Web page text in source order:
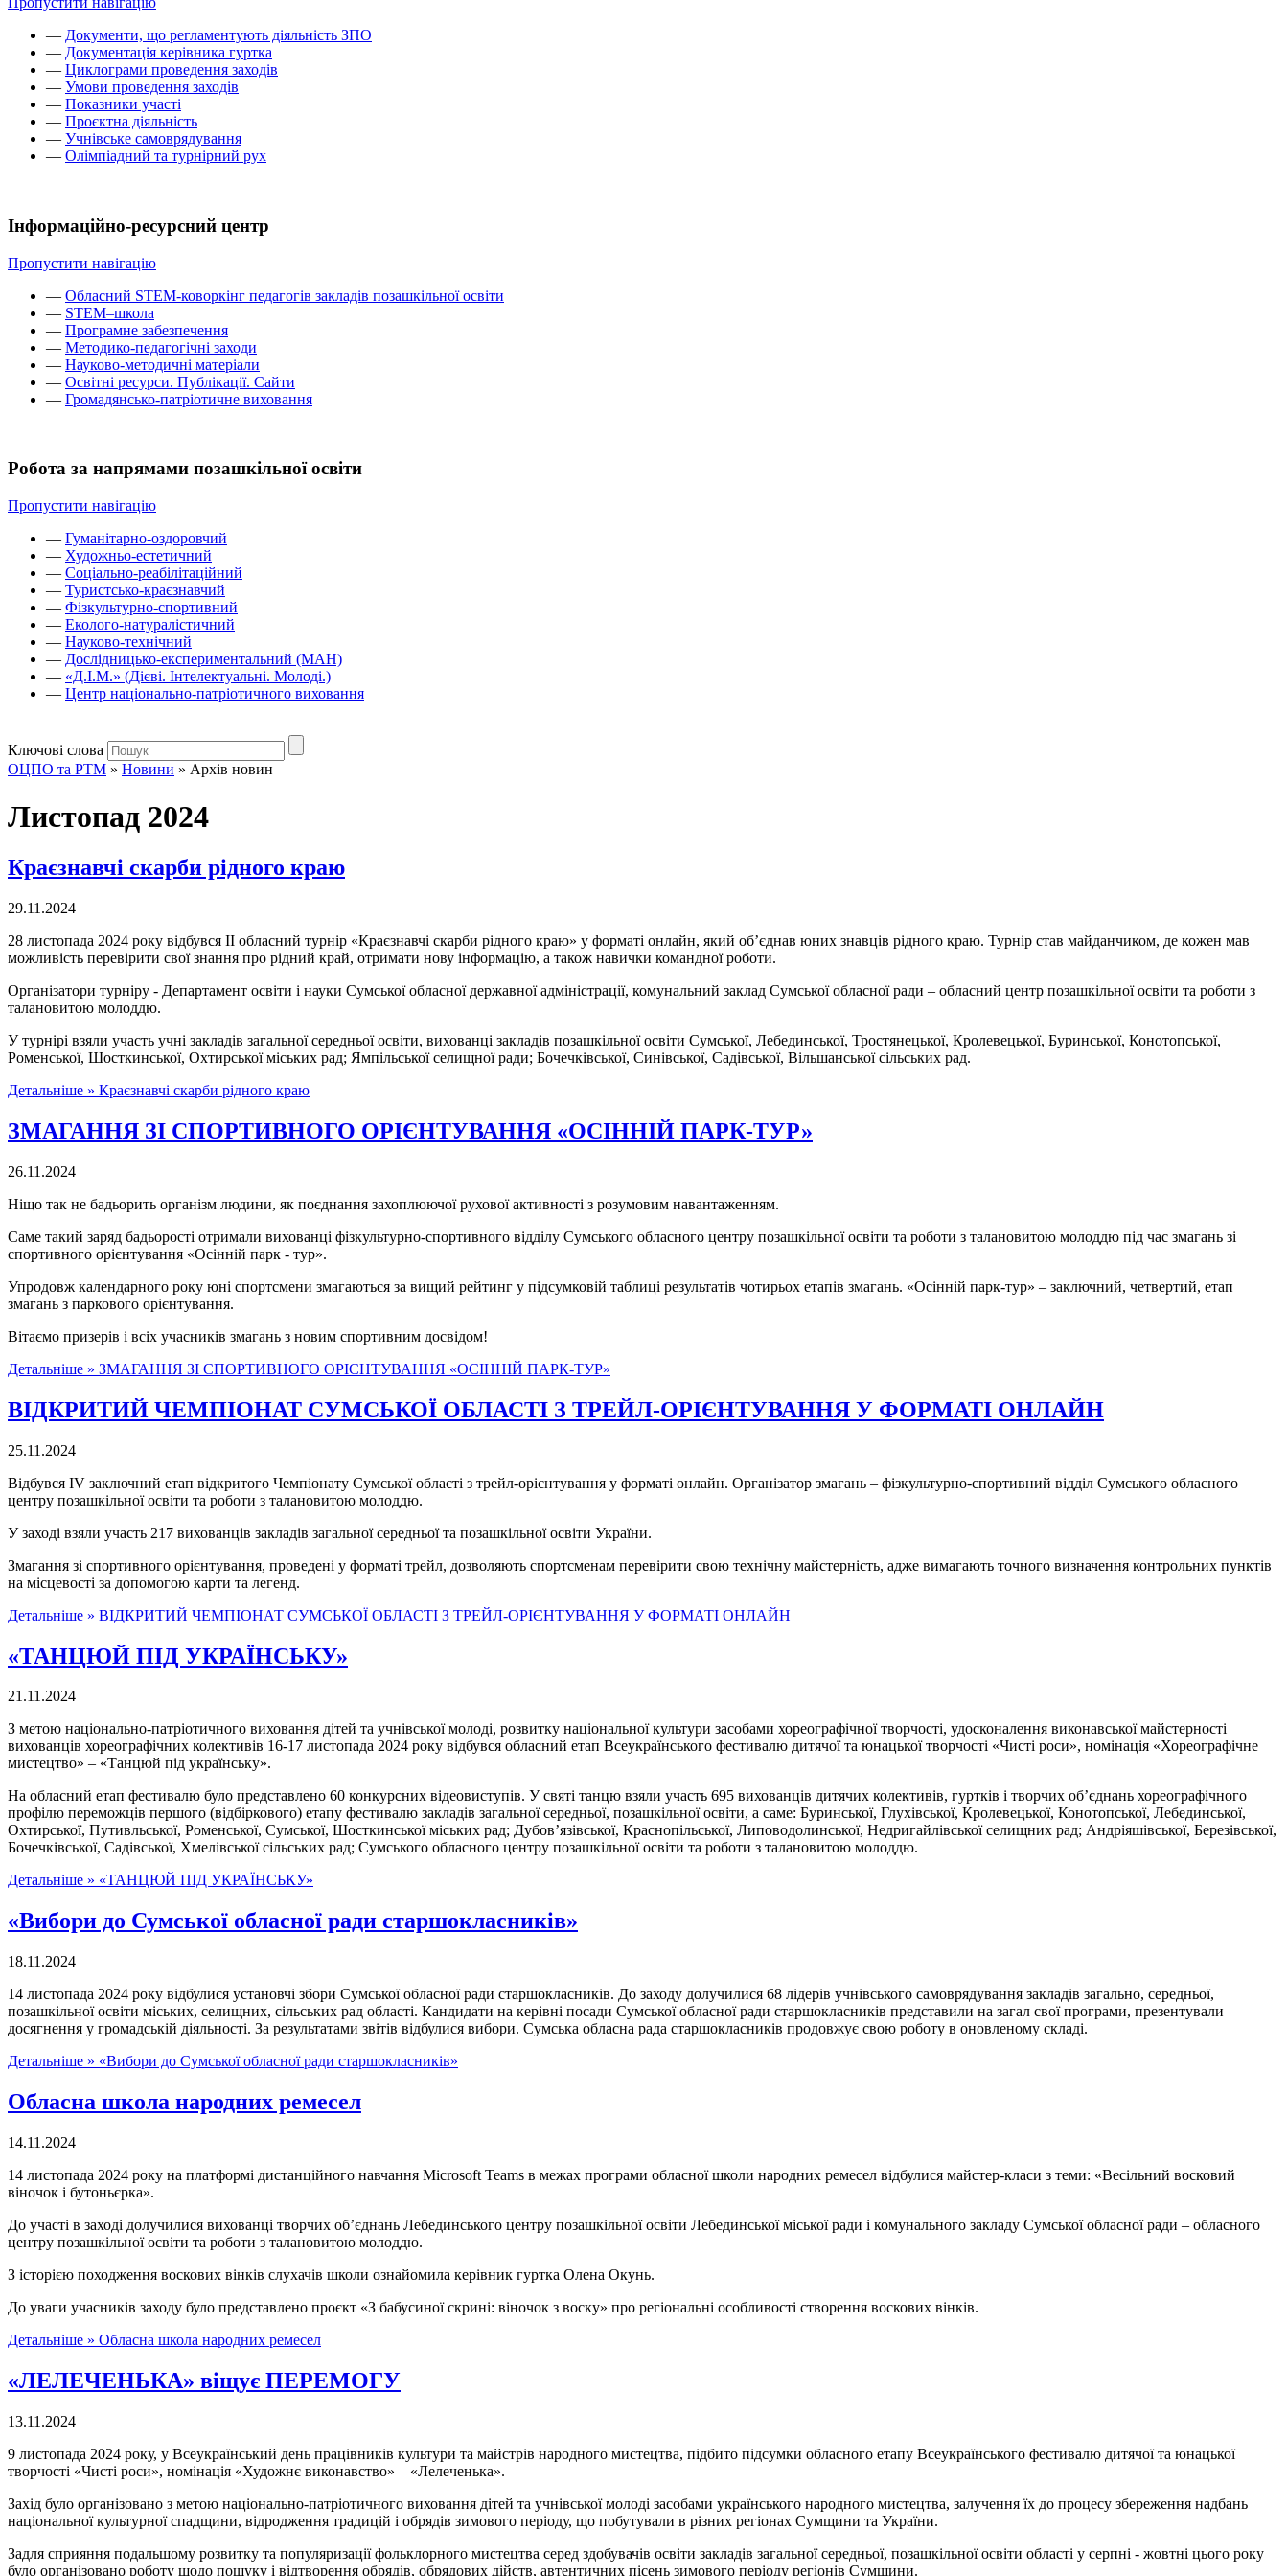
— Документи, що регламентують діяльність ЗПО
— Документація керівника гуртка
— Циклограми проведення заходів
— Умови проведення заходів
— Показники участі
— Проєктна діяльність
— Учнівське самоврядування
— Олімпіадний та турнірний рух
Інформаційно-ресурсний центр
Пропустити навігацію
— Обласний STEM-коворкінг педагогів закладів позашкільної освіти
— STEM–школа
— Програмне забезпечення
— Методико-педагогічні заходи
— Науково-методичні матеріали
— Освітні ресурси. Публікації. Сайти
— Громадянсько-патріотичне виховання
Робота за напрямами позашкільної освіти
Пропустити навігацію
— Гуманітарно-оздоровчий
— Художньо-естетичний
— Соціально-реабілітаційний
— Туристсько-краєзнавчий
— Фізкультурно-спортивний
— Еколого-натуралістичний
— Науково-технічний
— Дослідницько-експериментальний (МАН)
— «Д.І.М.» (Дієві. Інтелектуальні. Молоді.)
— Центр національно-патріотичного виховання
Ключові слова
ОЦПО та РТМ » Новини » Архів новин
Листопад 2024
Краєзнавчі скарби рідного краю
29.11.2024
28 листопада 2024 року відбувся ІІ обласний турнір «Краєзнавчі скарби рідного краю» у форматі онлайн, який об’єднав юних знавців рідного краю. Турнір став майданчиком, де кожен мав
можливість перевірити свої знання про рідний край, отримати нову інформацію, а також навички командної роботи.
Організатори турніру - Департамент освіти і науки Сумської обласної державної адміністрації, комунальний заклад Сумської обласної ради – обласний центр позашкільної освіти та роботи з
талановитою молоддю.
У турнірі взяли участь учні закладів загальної середньої освіти, вихованці закладів позашкільної освіти Сумської, Лебединської, Тростянецької, Кролевецької, Буринської, Конотопської,
Роменської, Шосткинської, Охтирської міських рад; Ямпільської селищної ради; Бочечківської, Синівської, Садівської, Вільшанської сільських рад.
Детальніше » Краєзнавчі скарби рідного краю
ЗМАГАННЯ ЗІ СПОРТИВНОГО ОРІЄНТУВАННЯ «ОСІННІЙ ПАРК-ТУР»
26.11.2024
Ніщо так не бадьорить організм людини, як поєднання захоплюючої рухової активності з розумовим навантаженням.
Саме такий заряд бадьорості отримали вихованці фізкультурно-спортивного відділу Сумського обласного центру позашкільної освіти та роботи з талановитою молоддю під час змагань зі
спортивного орієнтування «Осінній парк - тур».
Упродовж календарного року юні спортсмени змагаються за вищий рейтинг у підсумковій таблиці результатів чотирьох етапів змагань. «Осінній парк-тур» – заключний, четвертий, етап
змагань з паркового орієнтування.
Вітаємо призерів і всіх учасників змагань з новим спортивним досвідом!
Детальніше » ЗМАГАННЯ ЗІ СПОРТИВНОГО ОРІЄНТУВАННЯ «ОСІННІЙ ПАРК-ТУР»
ВІДКРИТИЙ ЧЕМПІОНАТ СУМСЬКОЇ ОБЛАСТІ З ТРЕЙЛ-ОРІЄНТУВАННЯ У ФОРМАТІ ОНЛАЙН
25.11.2024
Відбувся ІV заключний етап відкритого Чемпіонату Сумської області з трейл-орієнтування у форматі онлайн. Організатор змагань – фізкультурно-спортивний відділ Сумського обласного
центру позашкільної освіти та роботи з талановитою молоддю.
У заході взяли участь 217 вихованців закладів загальної середньої та позашкільної освіти України.
Змагання зі спортивного орієнтування, проведені у форматі трейл, дозволяють спортсменам перевірити свою технічну майстерність, адже вимагають точного визначення контрольних пунктів
на місцевості за допомогою карти та легенд.
Детальніше » ВІДКРИТИЙ ЧЕМПІОНАТ СУМСЬКОЇ ОБЛАСТІ З ТРЕЙЛ-ОРІЄНТУВАННЯ У ФОРМАТІ ОНЛАЙН
«ТАНЦЮЙ ПІД УКРАЇНСЬКУ»
21.11.2024
З метою національно-патріотичного виховання дітей та учнівської молоді, розвитку національної культури засобами хореографічної творчості, удосконалення виконавської майстерності
вихованців хореографічних колективів 16-17 листопада 2024 року відбувся обласний етап Всеукраїнського фестивалю дитячої та юнацької творчості «Чисті роси», номінація «Хореографічне
мистецтво» – «Танцюй під українську».
На обласний етап фестивалю було представлено 60 конкурсних відеовиступів. У святі танцю взяли участь 695 вихованців дитячих колективів, гуртків і творчих об’єднань хореографічного
профілю переможців першого (відбіркового) етапу фестивалю закладів загальної середньої, позашкільної освіти, а саме: Буринської, Глухівської, Кролевецької, Конотопської, Лебединської,
Охтирської, Путивльської, Роменської, Сумської, Шосткинської міських рад; Дубов’язівської, Краснопільської, Липоводолинської, Недригайлівської селищних рад; Андріяшівської, Березівської,
Бочечківської, Садівської, Хмелівської сільських рад; Сумського обласного центру позашкільної освіти та роботи з талановитою молоддю.
Детальніше » «ТАНЦЮЙ ПІД УКРАЇНСЬКУ»
«Вибори до Сумської обласної ради старшокласників»
18.11.2024
14 листопада 2024 року відбулися установчі збори Сумської обласної ради старшокласників. До заходу долучилися 68 лідерів учнівського самоврядування закладів загально, середньої,
позашкільної освіти міських, селищних, сільських рад області. Кандидати на керівні посади Сумської обласної ради старшокласників представили на загал свої програми, презентували
досягнення у громадській діяльності. За результатами звітів відбулися вибори. Сумська обласна рада старшокласників продовжує свою роботу в оновленому складі.
Детальніше » «Вибори до Сумської обласної ради старшокласників»
Обласна школа народних ремесел
14.11.2024
14 листопада 2024 року на платформі дистанційного навчання Microsoft Teams в межах програми обласної школи народних ремесел відбулися майстер-класи з теми: «Весільний восковий
віночок і бутоньєрка».
До участі в заході долучилися вихованці творчих об’єднань Лебединського центру позашкільної освіти Лебединської міської ради і комунального закладу Сумської обласної ради – обласного
центру позашкільної освіти та роботи з талановитою молоддю.
З історією походження воскових вінків слухачів школи ознайомила керівник гуртка Олена Окунь.
До уваги учасників заходу було представлено проєкт «З бабусиної скрині: віночок з воску» про регіональні особливості створення воскових вінків.
Детальніше » Обласна школа народних ремесел
«ЛЕЛЕЧЕНЬКА» віщує ПЕРЕМОГУ
13.11.2024
9 листопада 2024 року, у Всеукраїнський день працівників культури та майстрів народного мистецтва, підбито підсумки обласного етапу Всеукраїнського фестивалю дитячої та юнацької
творчості «Чисті роси», номінація «Художнє виконавство» – «Лелеченька».
Захід було організовано з метою національно-патріотичного виховання дітей та учнівської молоді засобами українського народного мистецтва, залучення їх до процесу збереження надбань
національної культурної спадщини, відродження традицій і обрядів зимового періоду, що побутували в різних регіонах Сумщини та України.
Задля сприяння подальшому розвитку та популяризації фольклорного мистецтва серед здобувачів освіти закладів загальної середньої, позашкільної освіти області у серпні - жовтні цього року
було організовано роботу щодо пошуку і відтворення обрядів, обрядових дійств, автентичних пісень зимового періоду регіонів Сумщини.